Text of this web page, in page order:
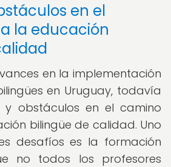
en el
la educación
en la implementación
en Uruguay, todavía
y obstáculos en el camino
bilingüe de calidad. Uno
desafíos es la formación
no todos los profesores